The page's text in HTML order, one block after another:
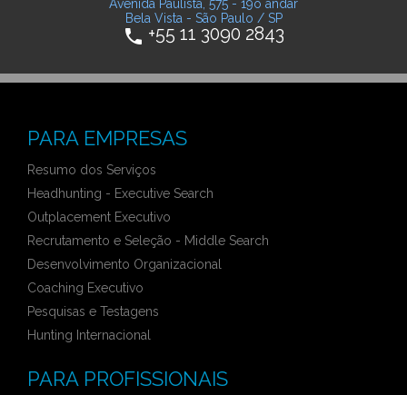
Avenida Paulista, 575 - 19o andar
Bela Vista - São Paulo / SP
phone +55 11 3090 2843
PARA EMPRESAS
Resumo dos Serviços
Headhunting - Executive Search
Outplacement Executivo
Recrutamento e Seleção - Middle Search
Desenvolvimento Organizacional
Coaching Executivo
Pesquisas e Testagens
Hunting Internacional
PARA PROFISSIONAIS